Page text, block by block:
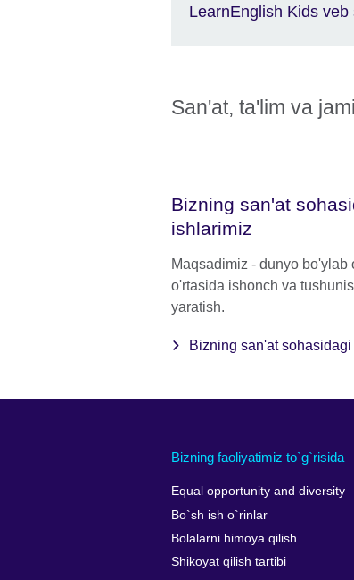
LearnEnglish Kids veb
San'at, ta'lim va
Bizning san'at
ishlarimiz
Maqsadimiz - dunyo bo'ylab
o'rtasida ishonch va
yaratish.
Bizning san'at
Bizning faoliyatimiz to`g`risida
Equal opportunity and diversity
Bo`sh ish o`rinlar
Bolalarni himoya qilish
Shikoyat qilish tartibi